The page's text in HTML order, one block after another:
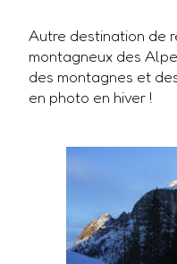
Autre destination de
montagneux des
des montagnes et
en photo en hiver !